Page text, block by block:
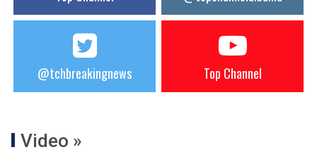
@tchbreakingnews Top Channel
Video »